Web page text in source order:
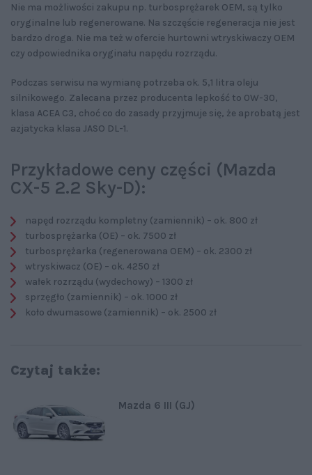
Nie ma możliwości zakupu np. turbosprężarek OEM, są tylko
oryginalne lub regenerowane. Na szczęście regeneracja nie jest
bardzo droga. Nie ma też w ofercie hurtowni wtryskiwaczy OEM
czy odpowiednika oryginału napędu rozrządu.
Podczas serwisu na wymianę potrzeba ok. 5,1 litra oleju
silnikowego. Zalecana przez producenta lepkość to 0W-30,
klasa ACEA C3, choć co do zasady przyjmuje się, że aprobatą jest
azjatycka klasa JASO DL-1.
Przykładowe ceny części (Mazda
CX-5 2.2 Sky-D):
napęd rozrządu kompletny (zamiennik) – ok. 800 zł
turbosprężarka (OE) – ok. 7500 zł
turbosprężarka (regenerowana OEM) – ok. 2300 zł
wtryskiwacz (OE) – ok. 4250 zł
wałek rozrządu (wydechowy) – 1300 zł
sprzęgło (zamiennik) – ok. 1000 zł
koło dwumasowe (zamiennik) – ok. 2500 zł
Czytaj także:
Mazda 6 III (GJ)